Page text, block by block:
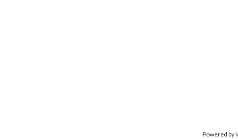
Powered by